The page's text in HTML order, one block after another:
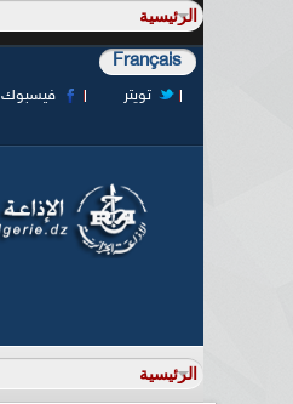
Français
فيسبوك
تويتر